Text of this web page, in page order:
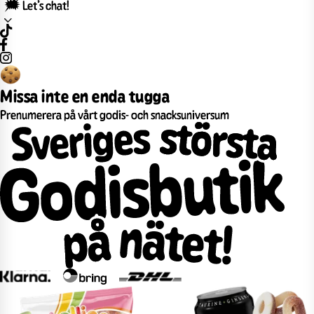
🗯️ Let’s chat!
Missa inte en enda tugga
Prenumerera på vårt godis- och snacksuniversum